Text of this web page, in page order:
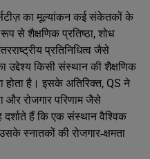
का मूल्यांकन कई संकेतकों के
से शैक्षणिक प्रतिष्ठा, शोध
प्रतिनिधित्व जैसे
किसी संस्थान की शैक्षणिक
होता है। इसके अतिरिक्त, QS ने
और रोजगार परिणाम जैसे
हैं कि एक संस्थान वैश्विक
स्नातकों की रोजगार‑क्षमता